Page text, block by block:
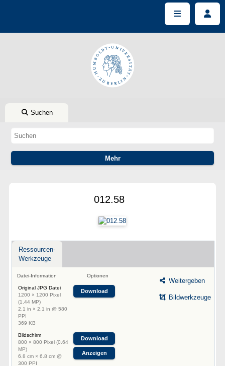
Suchen
012.58
Ressourcen-
Werkzeuge
Datei-Information Optionen
Original JPG Datei
1200 × 1200 Pixel
(1.44 MP)
2.1 in × 2.1 in @ 580
PPI
369 KB
Download
Bildschirm
800 × 800 Pixel (0.64
MP)
6.8 cm × 6.8 cm @
300 PPI
Download
Anzeigen
Weitergeben
Bildwerkzeuge